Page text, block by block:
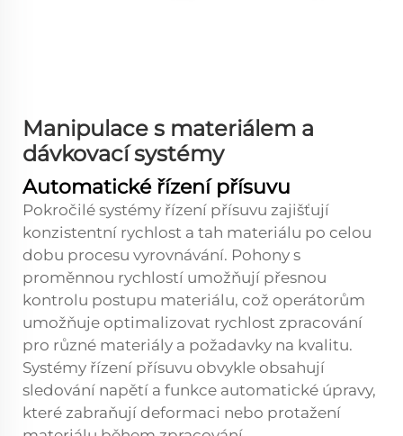
Manipulace s materiálem a
dávkovací systémy
Automatické řízení přísuvu
Pokročilé systémy řízení přísuvu zajišťují
konzistentní rychlost a tah materiálu po celou
dobu procesu vyrovnávání. Pohony s
proměnnou rychlostí umožňují přesnou
kontrolu postupu materiálu, což operátorům
umožňuje optimalizovat rychlost zpracování
pro různé materiály a požadavky na kvalitu.
Systémy řízení přísuvu obvykle obsahují
sledování napětí a funkce automatické úpravy,
které zabraňují deformaci nebo protažení